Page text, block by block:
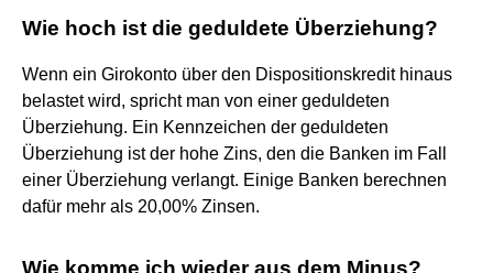
Wie hoch ist die geduldete Überziehung?
Wenn ein Girokonto über den Dispositionskredit hinaus
belastet wird, spricht man von einer geduldeten
Überziehung. Ein Kennzeichen der geduldeten
Überziehung ist der hohe Zins, den die Banken im Fall
einer Überziehung verlangt. Einige Banken berechnen
dafür mehr als 20,00% Zinsen.
Wie komme ich wieder aus dem Minus?